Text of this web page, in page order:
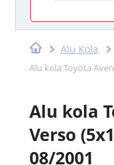
Alu Kola
Alu kola Toyota
Alu kola
Verso
08/2001